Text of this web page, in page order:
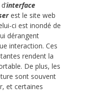
interface
est le site web
ci est inondé de
dérangent
interaction. Ces
rendent la
De plus, les
sont souvent
et certaines